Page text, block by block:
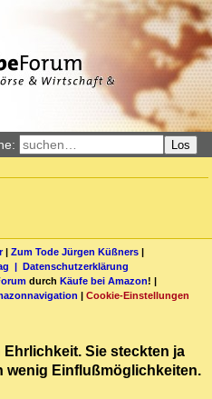
Los
| Zum Tode Jürgen Küßners |
| Datenschutzerklärung
durch Käufe bei Amazon! |
| Cookie-Einstellungen
Sie steckten ja
wenig Einflußmöglichkeiten.